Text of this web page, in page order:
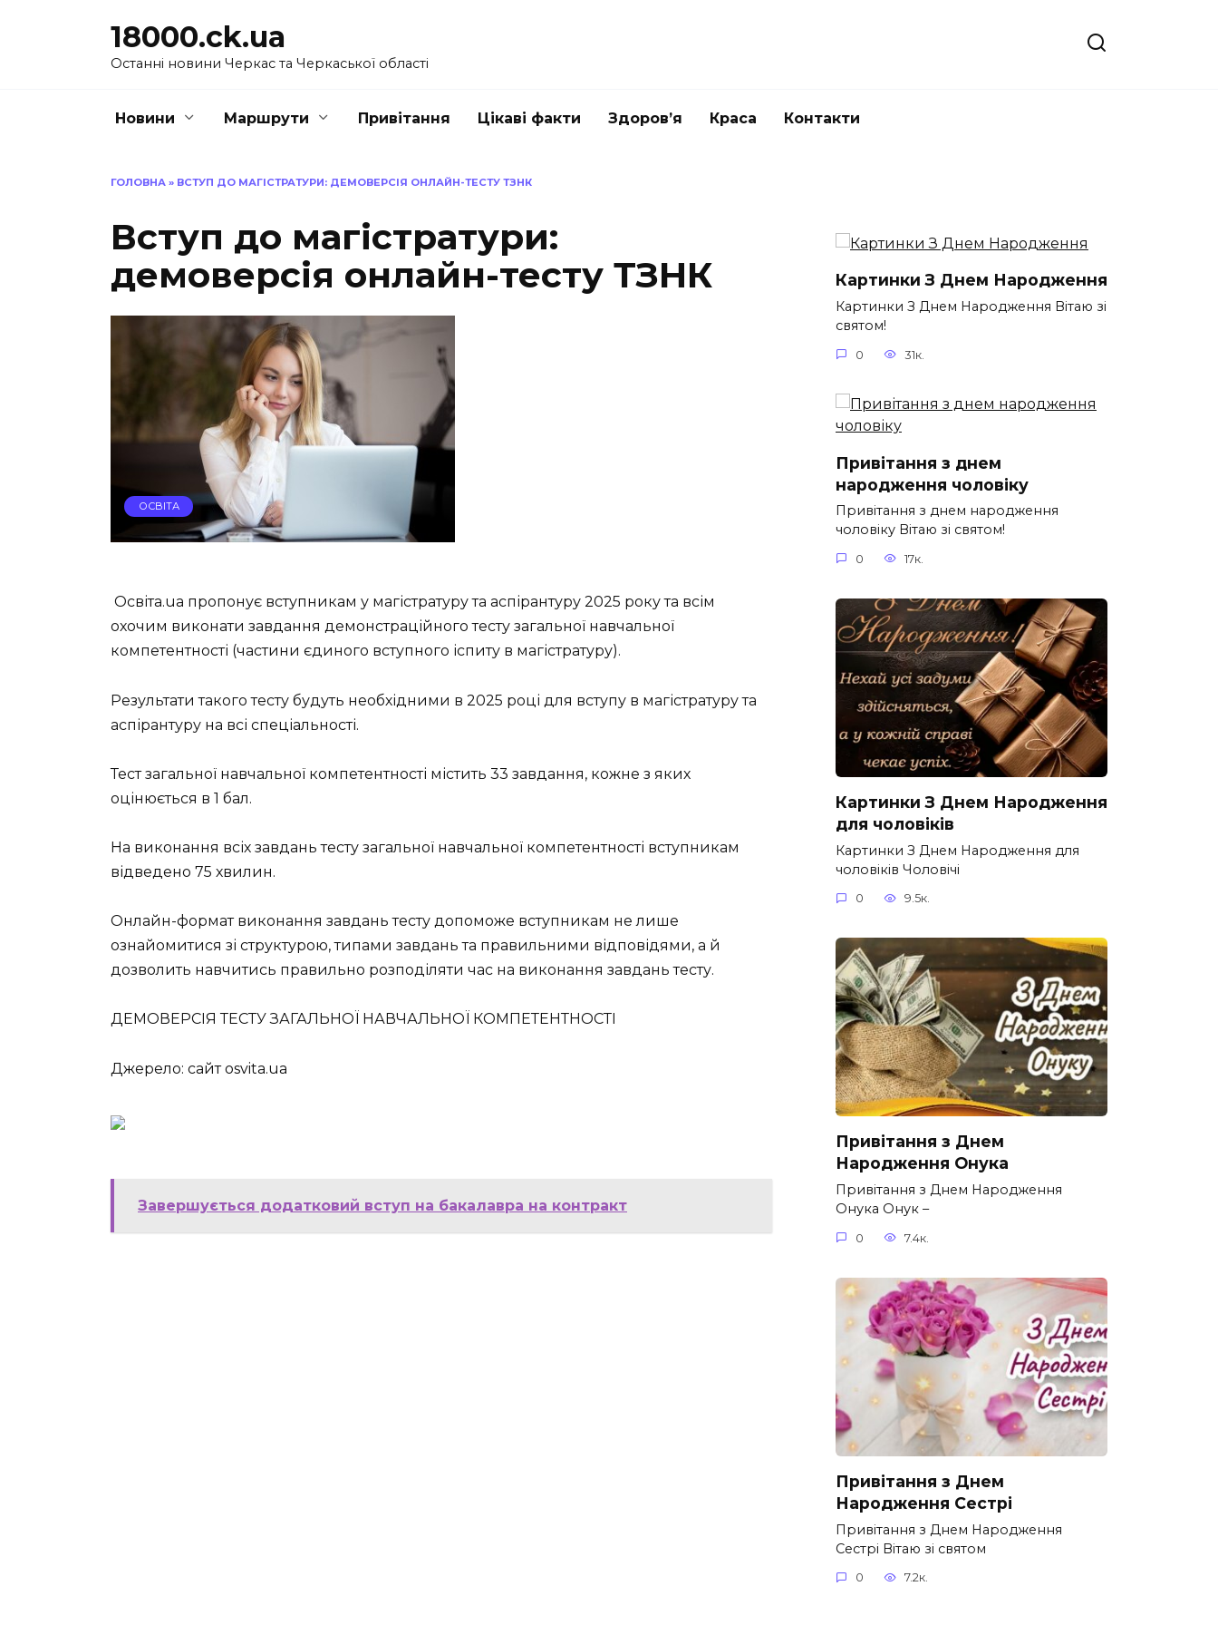
18000.ck.ua
Останні новини Черкас та Черкаської області
Новини Маршрути Привітання Цікаві факти Здоров’я Краса Контакти
ГОЛОВНА » ВСТУП ДО МАГІСТРАТУРИ: ДЕМОВЕРСІЯ ОНЛАЙН-ТЕСТУ ТЗНК
Вступ до магістратури:
демоверсія онлайн-тесту ТЗНК
ОСВІТА
Освіта.ua пропонує вступникам у магістратуру та аспірантуру 2025 року та всім
охочим виконати завдання демонстраційного тесту загальної навчальної
компетентності (частини єдиного вступного іспиту в магістратуру).
Результати такого тесту будуть необхідними в 2025 році для вступу в магістратуру та
аспірантуру на всі спеціальності.
Тест загальної навчальної компетентності містить 33 завдання, кожне з яких
оцінюється в 1 бал.
На виконання всіх завдань тесту загальної навчальної компетентності вступникам
відведено 75 хвилин.
Онлайн-формат виконання завдань тесту допоможе вступникам не лише
ознайомитися зі структурою, типами завдань та правильними відповідями, а й
дозволить навчитись правильно розподіляти час на виконання завдань тесту.
ДЕМОВЕРСІЯ ТЕСТУ ЗАГАЛЬНОЇ НАВЧАЛЬНОЇ КОМПЕТЕНТНОСТІ
Джерело: сайт osvita.ua
Завершується додатковий вступ на бакалавра на контракт
Картинки З Днем Народження
Картинки З Днем Народження Вітаю зі
святом!
0 31к.
Привітання з днем
народження чоловіку
Привітання з днем народження
чоловіку Вітаю зі святом!
0 17к.
Картинки З Днем Народження
для чоловіків​
Картинки З Днем Народження для
чоловіків​ Чоловічі
0 9.5к.
Привітання з Днем
Народження Онука
Привітання з Днем Народження
Онука Онук –
0 7.4к.
Привітання з Днем
Народження Сестрі
Привітання з Днем Народження
Сестрі Вітаю зі святом
0 7.2к.